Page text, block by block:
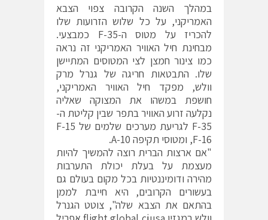
n
M
e
n
u
במהלך השנה הקרובה צפוי הצבא
האמריקני, על כל שלוש הזרועות שלו
להכריז על מטוס ה-F-35 כמבצעי.
מבחינת חיל האוויר האמריקני זה נראה
כמו צינור חמצן לצי המטוסים המתיישן
שלו. התבטאות חריגה של גנרל מרק
וולש, מפקד חיל האוויר האמריקני,
חושפת במשהו את המצוקה שאליה
נקלעה זרוע האוויר בתפר שבין קליטת ה-
F-35 לגריעת מערכים שלמים של F-15
,F-16 ומטוסי תקיפה A-10.
"אם ארצות הברית רוצה להמשיך להיות
מעצמת על בעלת יכולת התערבות
מהירה ודומיננטיות בכל מקום בעולם גם
בעשורים הקרובים, היא חייבת לממן
בהתאם את הצבא שלה", צוטט הגנרל